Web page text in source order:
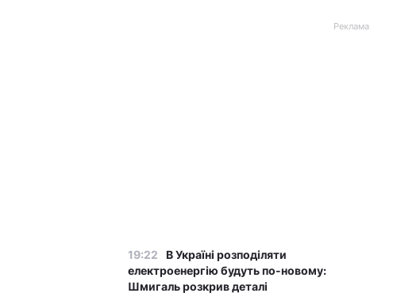
Реклама
19:22
В Україні розподіляти
електроенергію будуть по-новому:
Шмигаль розкрив деталі